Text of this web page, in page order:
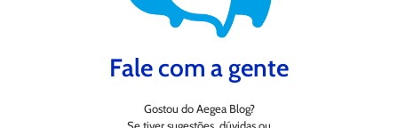
Fale com a gente
Gostou do Aegea Blog?